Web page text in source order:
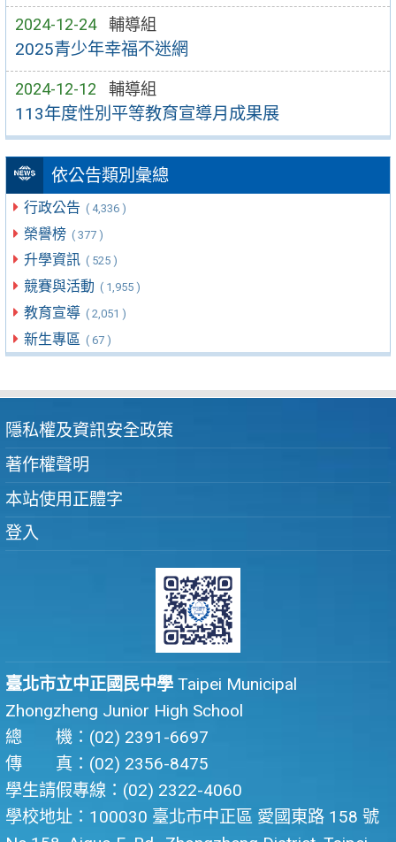
2024-12-24 輔導組
2025青少年幸福不迷網
2024-12-12 輔導組
113年度性別平等教育宣導月成果展
依公告類別彙總
行政公告 ( 4,336 )
榮譽榜 ( 377 )
升學資訊 ( 525 )
競賽與活動 ( 1,955 )
教育宣導 ( 2,051 )
新生專區 ( 67 )
隱私權及資訊安全政策
著作權聲明
本站使用正體字
登入
臺北市立中正國民中學 Taipei Municipal
Zhongzheng Junior High School
總 機：(02) 2391-6697
傳 真：(02) 2356-8475
學生請假專線：(02) 2322-4060
學校地址：100030 臺北市中正區 愛國東路 158 號